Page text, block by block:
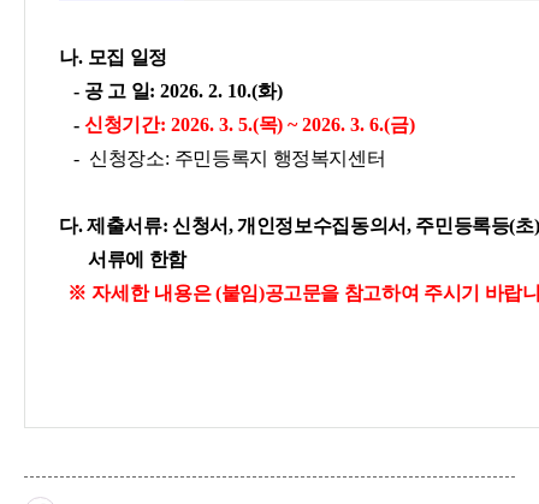
나. 모집 일정
- 공 고 일: 2026. 2. 10.(화)
- 신청기간: 2026. 3. 5.(목) ~ 2026. 3. 6.(금)
- 신청장소: 주민등록지 행정복지센터
다. 제출서류: 신청서, 개인정보수집동의서, 주민등록등(
서류에 한함
※ 자세한 내용은 (붙임)공고문을 참고하여 주시기 바랍